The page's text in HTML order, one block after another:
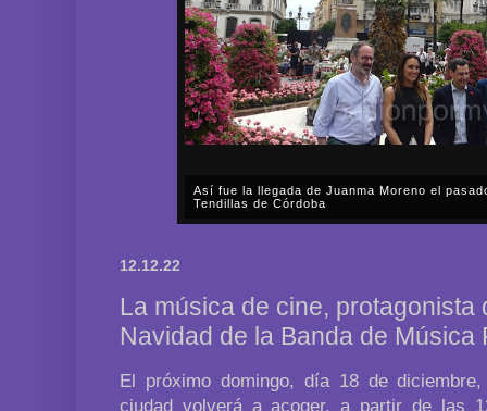
Así fue la llegada de Juanma Moreno el
Tendillas de Córdoba
12.12.22
La música de cine, protagonista
Navidad de la Banda de Música
El próximo domingo, día 18 de
ciudad volverá a acoger, a partir de las